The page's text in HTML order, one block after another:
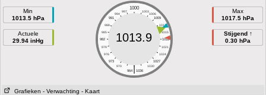
Min
1013.5 hPa
Actuele
29.94 inHg
1000
997 1003
994
1006
991
1009
988
1012
985
1015
982
1018
979
1021
976
1024
973
1027
970
1030
|
964 1036
1013.9
Max
1017.5 hPa
Stijgend ↑
0.30 hPa
Grafieken - Verwachting - Kaart